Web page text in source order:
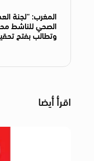
المغرب: “لجنة
الصحي للناشط
وتطالب بفتح
اقرأ أيضا